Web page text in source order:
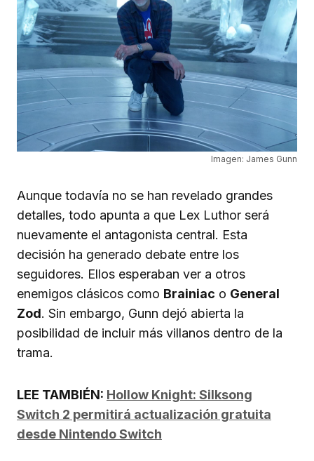
Imagen: James Gunn
Aunque todavía no se han revelado grandes
detalles, todo apunta a que Lex Luthor será
nuevamente el antagonista central. Esta
decisión ha generado debate entre los
seguidores. Ellos esperaban ver a otros
enemigos clásicos como Brainiac o General
Zod. Sin embargo, Gunn dejó abierta la
posibilidad de incluir más villanos dentro de la
trama.
LEE TAMBIÉN: Hollow Knight: Silksong
Switch 2 permitirá actualización gratuita
desde Nintendo Switch